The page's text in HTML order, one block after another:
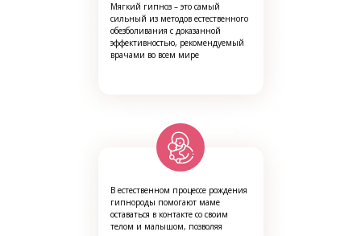
Мягкий гипноз – это самый
сильный из методов естественного
обезболивания с доказанной
эффективностью, рекомендуемый
врачами во всем мире
В естественном процессе рождения
гипнороды помогают маме
оставаться в контакте со своим
телом и малышом, позволяя